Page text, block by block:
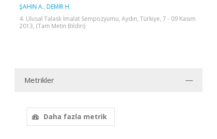
ŞAHİN A., DEMİR H.
4. Ulusal Talaslı İmalat Sempozyumu, Aydın, Türkiye, 7 - 09 Kasım
2013, (Tam Metin Bildiri)
Metrikler
Daha fazla metrik